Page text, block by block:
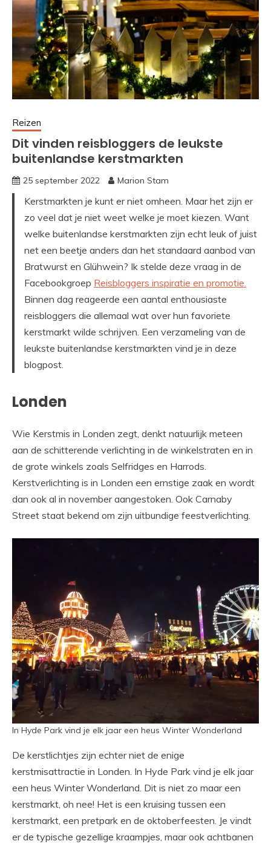
Reizen
Dit vinden reisbloggers de leukste
buitenlandse kerstmarkten
25 september 2022 Marion Stam
Kerstmarkten je kunt er niet omheen. Maar het zijn er
zo veel dat je niet weet welke je moet kiezen. Want
welke buitenlandse kerstmarkten zijn echt leuk of juist
net een beetje anders dan het standaard aanbod van
Bratwurst en Glühwein? Ik stelde deze vraag in de
Facebookgroep Reisbloggers inspiratie en promotie.
Binnen dag reageerde een aantal enthousiaste
reisbloggers die allemaal wat over hun favoriete
kerstmarkt wilde schrijven. Een verzameling van de
leukste buitenlandse kerstmarkten vind je in deze
blogpost.
Londen
Wie Kerstmis in Londen zegt, denkt natuurlijk meteen
aan de schitterende verlichting in de winkelstraten en in
de grote winkels zoals Selfridges en Harrods.
Kerstverlichting is in Londen een ernstige zaak en wordt
dan ook al in november aangestoken. Ook Carnaby
Street staat bekend om zijn uitbundige feestverlichting.
In Hyde Park vind je elk jaar een heus Winter Wonderland
De kerstlichtjes zijn echter niet de enige
kerstmisattractie in Londen. In Hyde Park vind je elk jaar
een heus Winter Wonderland. Dit is niet zo maar een
kerstmarkt, oh nee! Het is een kruising tussen een
kerstmarkt, een pretpark en de oktoberfeesten. Je vindt
er de typische gezellige kraampjes, maar ook achtbanen